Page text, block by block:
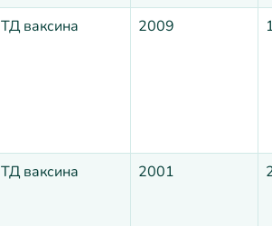
ТД ваксина 2009
ТД ваксина 2001